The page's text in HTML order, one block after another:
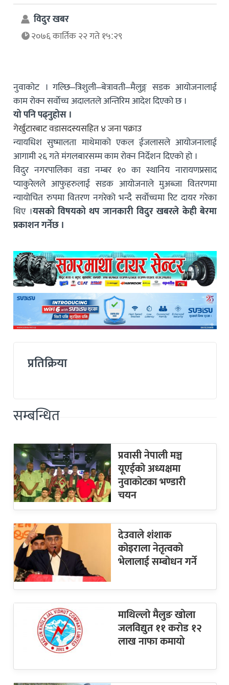
विदुर खबर
२०७६ कार्तिक २२ गते १५:२९
नुवाकोट । गल्छि–त्रिशुली–बेत्रावती–मैलुङ्ग सडक आयोजनालाई
काम रोक्न सर्वाेच्च अदालतले अन्तिरिम आदेश दिएको छ ।
यो पनि पढ्नुहोस ।
गेर्खुटारबाट वडासदस्यसहित ४ जना पक्राउ
न्यायधिश सुष्मालता माथेमाको एकल ईजलासले आयोजनालाई
आगामी २६ गते मंगलबारसम्म काम रोक्न निर्देशन दिएको हो ।
विदुर नगरपालिका वडा नम्बर १० का स्थानिय नारायणप्रसाद
प्याकुरेलले आफुहरुलाई सडक आयोजनाले मुअब्जा वितरणमा
न्यायोचित रुपमा वितरण नगरेको भन्दै सर्वाेच्चमा रिट दायर गरेका
थिए ।यसको विषयको थप जानकारी विदुर खबरले केही बेरमा
प्रकाशन गर्नेछ ।
प्रतिक्रिया
सम्बन्धित
प्रवासी नेपाली मञ्च
यूएईको अध्यक्षमा
नुवाकोटका भण्डारी
चयन
देउवाले शंशाक
कोइराला नेतृत्वको
भेलालाई सम्बोधन गर्ने
माथिल्लो मैलुङ खोला
जलविद्युत ११ करोड १२
लाख नाफा कमायाे